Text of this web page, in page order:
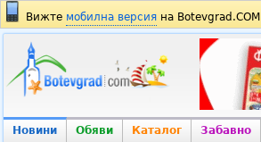
Вижте мобилна версия на Botevgrad.COM
Новини Обяви Каталог Забавно